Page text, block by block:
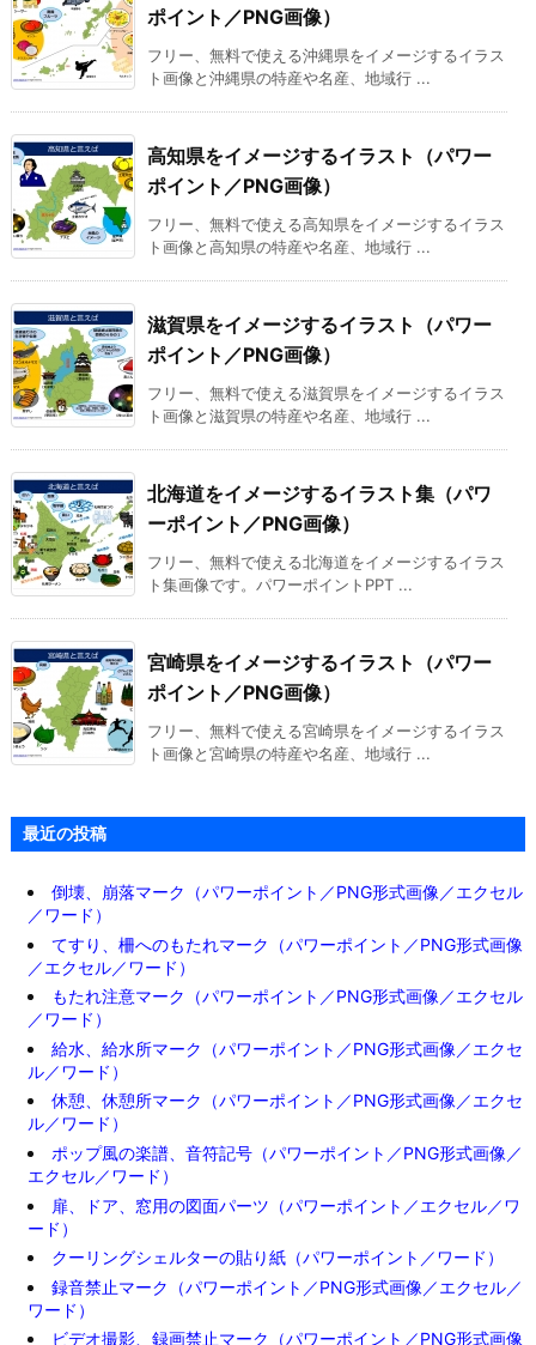
ポイント／PNG画像）
フリー、無料で使える沖縄県をイメージするイラス
ト画像と沖縄県の特産や名産、地域行 ...
高知県をイメージするイラスト（パワー
ポイント／PNG画像）
フリー、無料で使える高知県をイメージするイラス
ト画像と高知県の特産や名産、地域行 ...
滋賀県をイメージするイラスト（パワー
ポイント／PNG画像）
フリー、無料で使える滋賀県をイメージするイラス
ト画像と滋賀県の特産や名産、地域行 ...
北海道をイメージするイラスト集（パワ
ーポイント／PNG画像）
フリー、無料で使える北海道をイメージするイラス
ト集画像です。パワーポイントPPT ...
宮崎県をイメージするイラスト（パワー
ポイント／PNG画像）
フリー、無料で使える宮崎県をイメージするイラス
ト画像と宮崎県の特産や名産、地域行 ...
最近の投稿
倒壊、崩落マーク（パワーポイント／PNG形式画像／エクセル
／ワード）
てすり、柵へのもたれマーク（パワーポイント／PNG形式画像
／エクセル／ワード）
もたれ注意マーク（パワーポイント／PNG形式画像／エクセル
／ワード）
給水、給水所マーク（パワーポイント／PNG形式画像／エクセ
ル／ワード）
休憩、休憩所マーク（パワーポイント／PNG形式画像／エクセ
ル／ワード）
ポップ風の楽譜、音符記号（パワーポイント／PNG形式画像／
エクセル／ワード）
扉、ドア、窓用の図面パーツ（パワーポイント／エクセル／ワ
ード）
クーリングシェルターの貼り紙（パワーポイント／ワード）
録音禁止マーク（パワーポイント／PNG形式画像／エクセル／
ワード）
ビデオ撮影、録画禁止マーク（パワーポイント／PNG形式画像